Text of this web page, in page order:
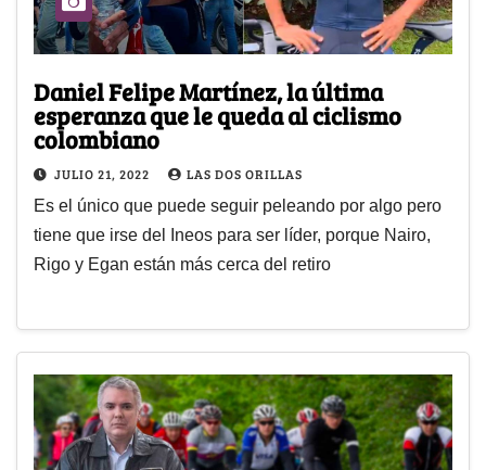
Daniel Felipe Martínez, la última
esperanza que le queda al ciclismo
colombiano
JULIO 21, 2022 LAS DOS ORILLAS
Es el único que puede seguir peleando por algo pero
tiene que irse del Ineos para ser líder, porque Nairo,
Rigo y Egan están más cerca del retiro